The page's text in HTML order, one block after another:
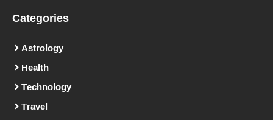
Categories
Astrology
Health
Technology
Travel